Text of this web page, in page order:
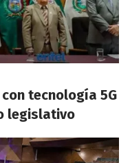
tecnología 5G
legislativo